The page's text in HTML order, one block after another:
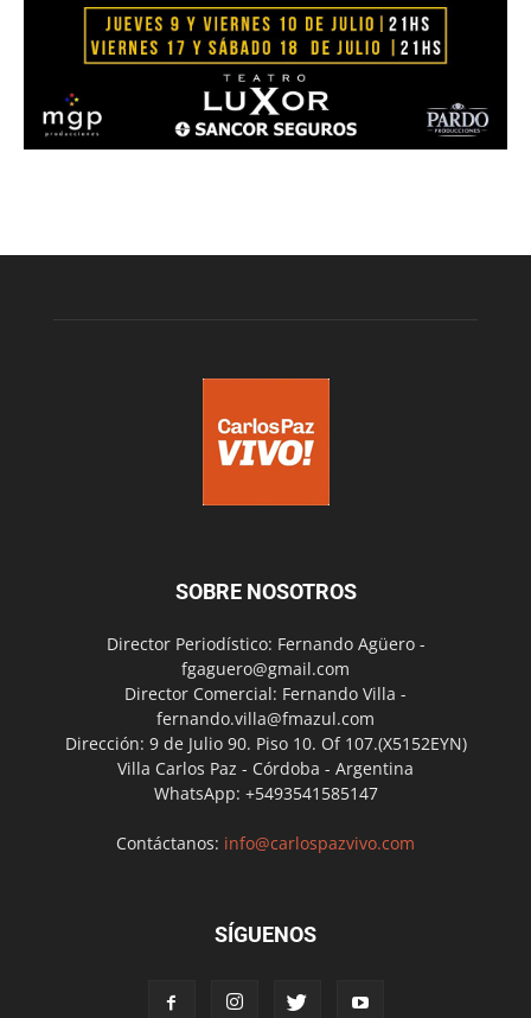
SOBRE NOSOTROS
Director Periodístico: Fernando Agüero -
fgaguero@gmail.com
Director Comercial: Fernando Villa -
fernando.villa@fmazul.com
Dirección: 9 de Julio 90. Piso 10. Of 107.(X5152EYN)
Villa Carlos Paz - Córdoba - Argentina
WhatsApp: +5493541585147
Contáctanos: info@carlospazvivo.com
SÍGUENOS